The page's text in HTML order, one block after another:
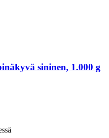
sininen, 1.000 g